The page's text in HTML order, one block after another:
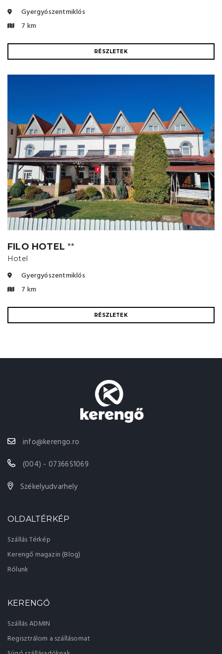
Gyergyószentmiklós
7 km
RÉSZLETEK
FILO HOTEL⭐⭐
Hotel
Gyergyószentmiklós
7 km
RÉSZLETEK
info@kerengo.ro
(004) - 0736651069
Székelyudvarhely
OLDALTÉRKÉP
Szállás Térkép
Kerengő magazin (Blog)
Rólunk
KERENGŐ
Szállás ADMIN
Regisztrálom a szállásomat